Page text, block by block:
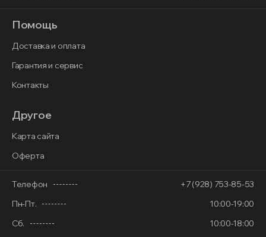
Помощь
Доставка и оплата
Гарантия и сервис
Контакты
Другое
Карта сайта
Оферта
Телефон
+7 (928) 753-85-53
Пн-Пт.
10:00-19:00
Сб.
10:00-18:00